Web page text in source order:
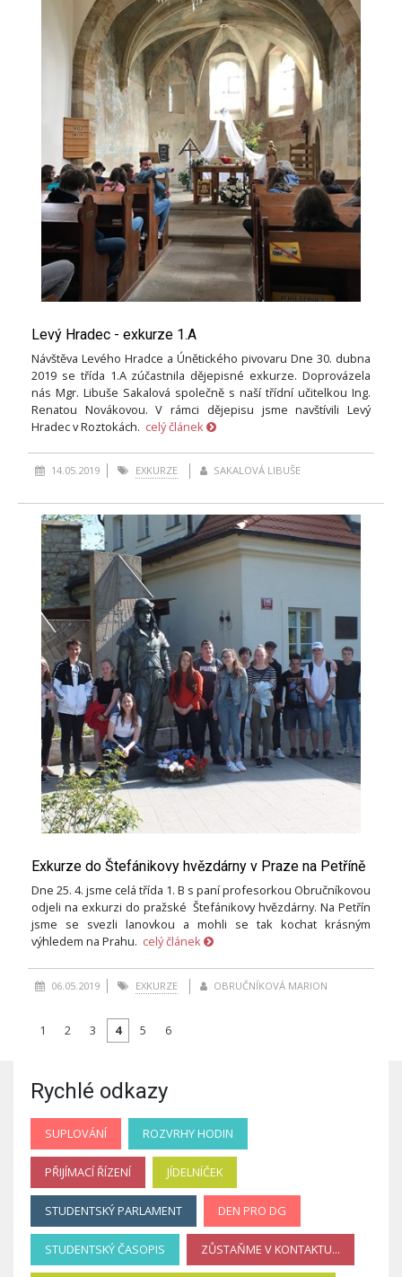
Levý Hradec - exkurze 1.A
Návštěva Levého Hradce a Únětického pivovaru Dne 30. dubna
2019 se třída 1.A zúčastnila dějepisné exkurze. Doprovázela
nás Mgr. Libuše Sakalová společně s naší třídní učitelkou Ing.
Renatou Novákovou. V rámci dějepisu jsme navštívili Levý
Hradec v Roztokách. celý článek
14.05.2019 EXKURZE SAKALOVÁ LIBUŠE
Exkurze do Štefánikovy hvězdárny v Praze na Petříně
Dne 25. 4. jsme celá třída 1. B s paní profesorkou Obručníkovou
odjeli na exkurzi do pražské Štefánikovy hvězdárny. Na Petřín
jsme se svezli lanovkou a mohli se tak kochat krásným
výhledem na Prahu. celý článek
06.05.2019 EXKURZE OBRUČNÍKOVÁ MARION
1 2 3 4 5 6
Rychlé odkazy
SUPLOVÁNÍ ROZVRHY HODIN
PŘIJÍMACÍ ŘÍZENÍ JÍDELNÍČEK
STUDENTSKÝ PARLAMENT DEN PRO DG
STUDENTSKÝ ČASOPIS ZŮSTAŇME V KONTAKTU...